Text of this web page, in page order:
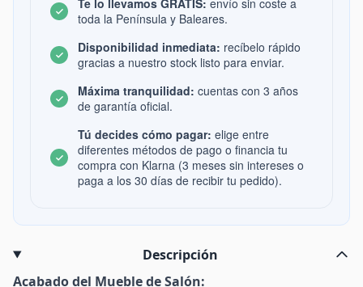
Te lo llevamos GRATIS: envío sin coste a
toda la Península y Baleares.
Disponibilidad inmediata: recíbelo rápido
gracias a nuestro stock listo para enviar.
Máxima tranquilidad: cuentas con 3 años
de garantía oficial.
Tú decides cómo pagar: elige entre
diferentes métodos de pago o financia tu
compra con Klarna (3 meses sin intereses o
paga a los 30 días de recibir tu pedido).
Descripción
Acabado del Mueble de Salón: